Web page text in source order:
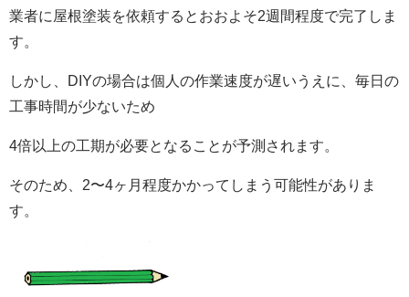
業者に屋根塗装を依頼するとおおよそ2週間程度で完了しま
す。
しかし、DIYの場合は個人の作業速度が遅いうえに、毎日の
工事時間が少ないため
4倍以上の工期が必要となることが予測されます。
そのため、2〜4ヶ月程度かかってしまう可能性がありま
す。